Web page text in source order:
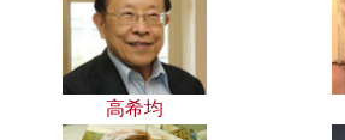
高希均